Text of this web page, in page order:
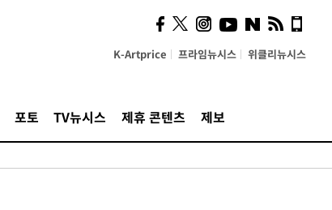
K-Artprice 프라임뉴시스 위클리뉴시스
포토 TV뉴시스 제휴 콘텐츠 제보
시, 스마트폰 액세서리에
NFC 더했다